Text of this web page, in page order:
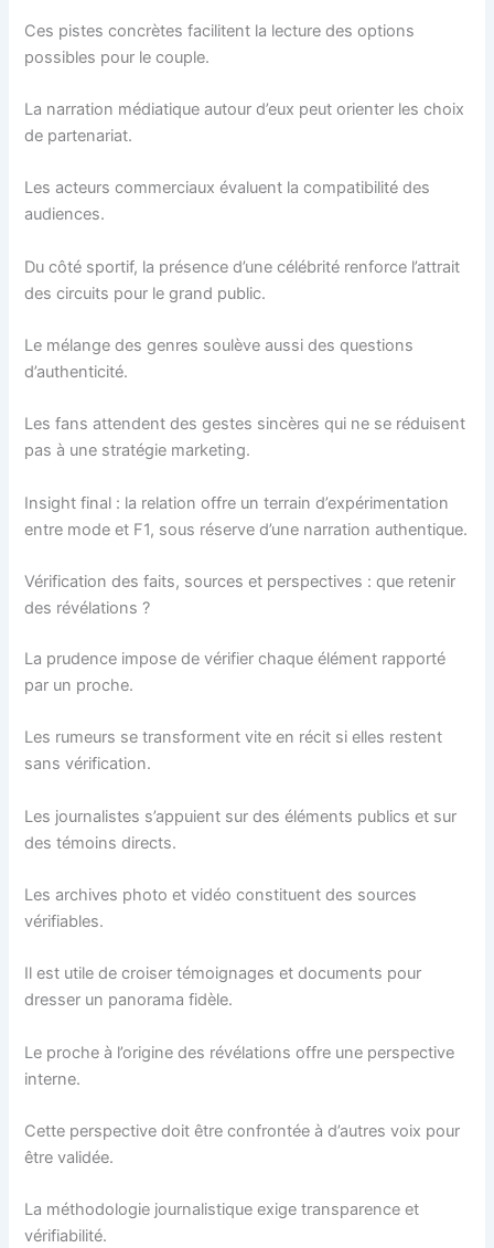
Ces pistes concrètes facilitent la lecture des options
possibles pour le couple.
La narration médiatique autour d’eux peut orienter les choix
de partenariat.
Les acteurs commerciaux évaluent la compatibilité des
audiences.
Du côté sportif, la présence d’une célébrité renforce l’attrait
des circuits pour le grand public.
Le mélange des genres soulève aussi des questions
d’authenticité.
Les fans attendent des gestes sincères qui ne se réduisent
pas à une stratégie marketing.
Insight final : la relation offre un terrain d’expérimentation
entre mode et F1, sous réserve d’une narration authentique.
Vérification des faits, sources et perspectives : que retenir
des révélations ?
La prudence impose de vérifier chaque élément rapporté
par un proche.
Les rumeurs se transforment vite en récit si elles restent
sans vérification.
Les journalistes s’appuient sur des éléments publics et sur
des témoins directs.
Les archives photo et vidéo constituent des sources
vérifiables.
Il est utile de croiser témoignages et documents pour
dresser un panorama fidèle.
Le proche à l’origine des révélations offre une perspective
interne.
Cette perspective doit être confrontée à d’autres voix pour
être validée.
La méthodologie journalistique exige transparence et
vérifiabilité.